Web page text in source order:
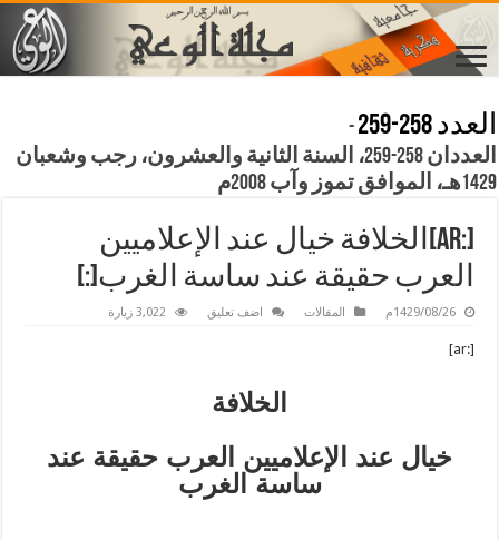
العدد 258-259
-
العددان 258-259، السنة الثانية والعشرون، رجب وشعبان
1429هـ، الموافق تموز وآب 2008م
[:ar]الخلافة خيال عند الإعلاميين
العرب حقيقة عند ساسة الغرب[:]
1429/08/26م المقالات اضف تعليق 3,022 زيارة
[:ar]
الخلافة
خيال عند الإعلاميين العرب حقيقة عند
ساسة الغرب